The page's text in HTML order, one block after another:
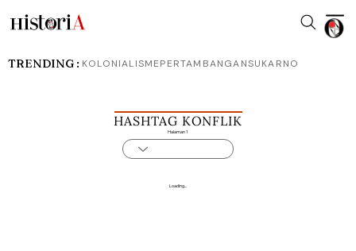
HASHTAG KONFLIK
Halaman 1
Loading...
TRENDING : KOLONIALISMEPERTAMBANGANSUKARNO